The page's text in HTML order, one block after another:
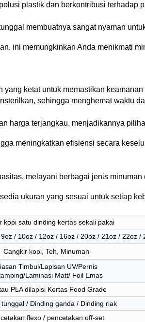
plastik dan berkontribusi terhadap
membuatnya sangat nyaman
ini memungkinkan Anda menikmati
ketat untuk memastikan keamanan
sehingga menghemat waktu
harga terjangkau, menjadikannya
meningkatkan efisiensi secara
melayani berbagai jenis minuman
ukuran yang sesuai untuk setiap
kopi satu dinding kertas sekali pakai
/ 10oz / 12oz / 16oz / 20oz / 21oz / 22oz /
Cangkir kopi, Teh, Minuman
Timbul/Lapisan UV/Pernis
Laminasi Matt/ Foil Emas
PLA dilapisi Kertas Food Grade
tunggal / Dinding ganda / Dinding riak
flexo / pencetakan off-set